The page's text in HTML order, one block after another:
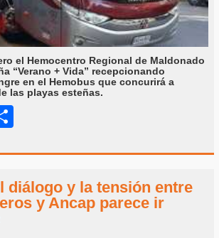
el Hemocentro Regional de Maldonado
“Verano + Vida” recepcionando
en el Hemobus que concurirá a
las playas esteñas.
diálogo y la tensión entre
y Ancap parece ir